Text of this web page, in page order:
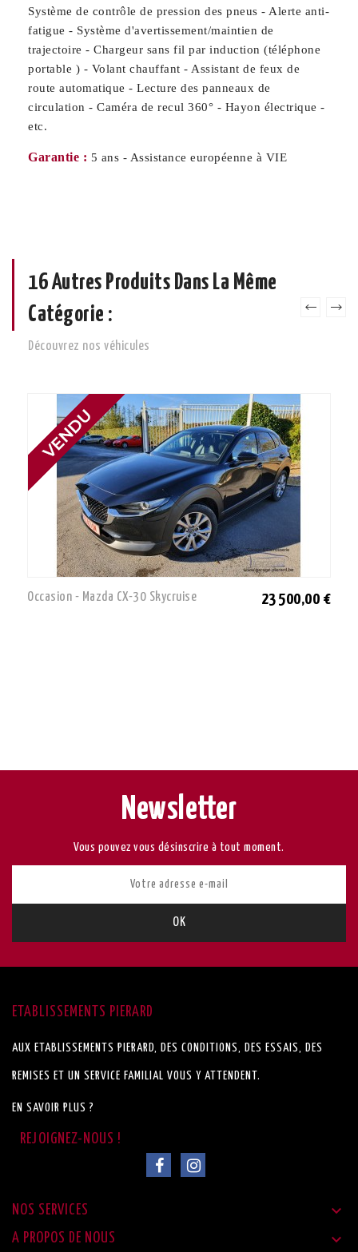
Système de contrôle de pression des pneus - Alerte anti-
fatigue - Système d'avertissement/maintien de
trajectoire - Chargeur sans fil par induction (téléphone
portable ) - Volant chauffant - Assistant de feux de
route automatique - Lecture des panneaux de
circulation - Caméra de recul 360° - Hayon électrique -
etc.
Garantie : 5 ans - Assistance européenne à VIE
16 Autres Produits Dans La Même
Catégorie :
Découvrez nos véhicules
Occasion - Mazda CX-30 Skycruise 23 500,00 €
Newsletter
Vous pouvez vous désinscrire à tout moment.
ETABLISSEMENTS PIERARD
AUX ETABLISSEMENTS PIERARD, DES CONDITIONS, DES ESSAIS, DES
REMISES ET UN SERVICE FAMILIAL VOUS Y ATTENDENT.
EN SAVOIR PLUS ?
NOS SERVICES 
A PROPOS DE NOUS 